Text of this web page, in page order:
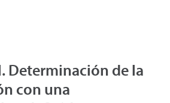
Determinación de la
con una